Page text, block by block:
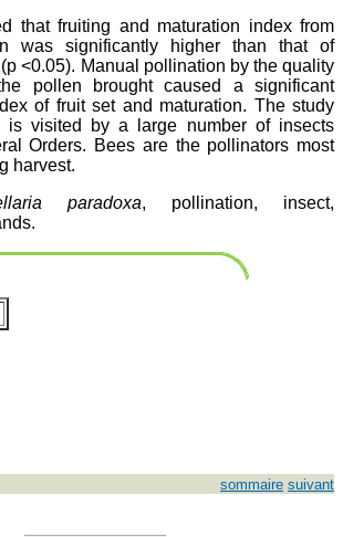
that fruiting and maturation index from
was significantly higher than that of
<0.05). Manual pollination by the quality
pollen brought caused a significant
of fruit set and maturation. The study
is visited by a large number of insects
Orders. Bees are the pollinators most
harvest.
paradoxa, pollination, insect,
sommaire suivant